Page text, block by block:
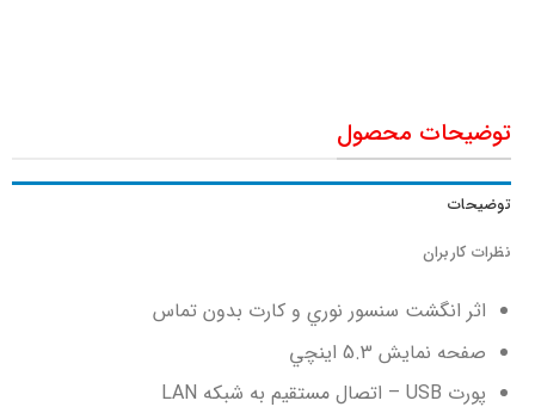
توضیحات محصول
توضیحات
نظرات کاربران
اثر انگشت سنسور نوري و كارت بدون تماس
صفحه نمایش 5.3 اینچي
پورت USB – اتصال مستقيم به شبكه LAN